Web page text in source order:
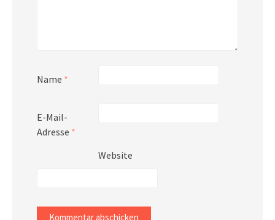
Name *
E-Mail-
Adresse *
Website